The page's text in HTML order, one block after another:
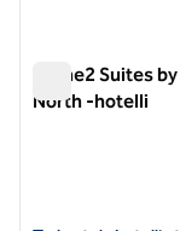
Home2 Suites
North -hotelli